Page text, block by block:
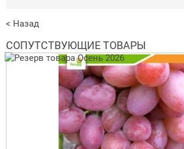
< Назад
СОПУТСТВУЮЩИЕ ТОВАРЫ